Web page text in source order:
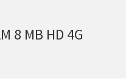
8 MB HD 4G